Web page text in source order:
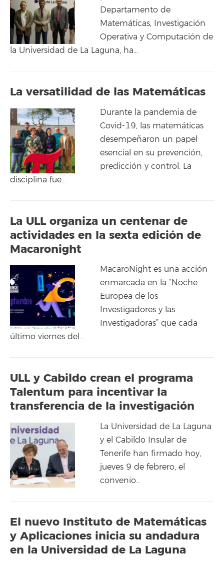
Departamento de
Matemáticas, Investigación
Operativa y Computación de
la Universidad de La Laguna, ha…
La versatilidad de las Matemáticas
Durante la pandemia de
Covid-19, las matemáticas
desempeñaron un papel
esencial en su prevención,
predicción y control. La
disciplina fue…
La ULL organiza un centenar de
actividades en la sexta edición de
Macaronight
MacaroNight es una acción
enmarcada en la “Noche
Europea de los
Investigadores y las
Investigadoras” que cada
último viernes del…
ULL y Cabildo crean el programa
Talentum para incentivar la
transferencia de la investigación
La Universidad de La Laguna
y el Cabildo Insular de
Tenerife han firmado hoy,
jueves 9 de febrero, el
convenio…
El nuevo Instituto de Matemáticas
y Aplicaciones inicia su andadura
en la Universidad de La Laguna